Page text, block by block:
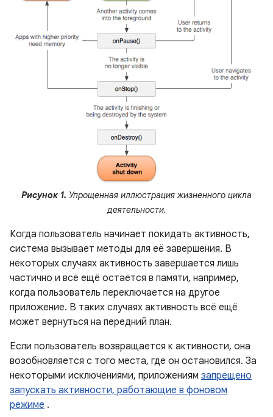
Рисунок 1. Упрощенная иллюстрация жизненного цикла
деятельности.
Когда пользователь начинает покидать активность,
система вызывает методы для её завершения. В
некоторых случаях активность завершается лишь
частично и всё ещё остаётся в памяти, например,
когда пользователь переключается на другое
приложение. В таких случаях активность всё ещё
может вернуться на передний план.
Если пользователь возвращается к активности, она
возобновляется с того места, где он остановился. За
некоторыми исключениями, приложениям запрещено
запускать активности, работающие в фоновом
режиме .